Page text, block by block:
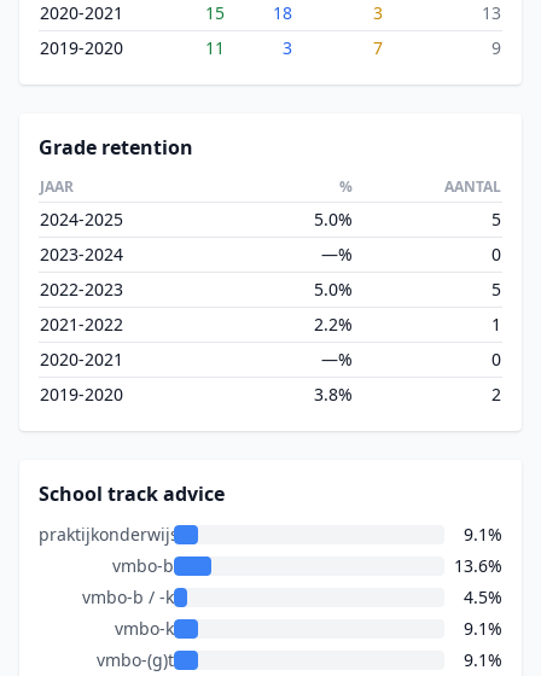
2020-2021
15 18 3
13
2019-2020
11 3 7 9
Grade retention
JAAR % AANTAL
2024-2025 5.0%
5
2023-2024
—%
0
2022-2023
5.0%
5
2021-2022
2.2%
1
2020-2021
—%
0
2019-2020
3.8% 2
School track advice
praktijkonderwijs
9.1%
vmbo-b
13.6%
vmbo-b / -k
4.5%
vmbo-k
9.1%
vmbo-(g)t
9.1%